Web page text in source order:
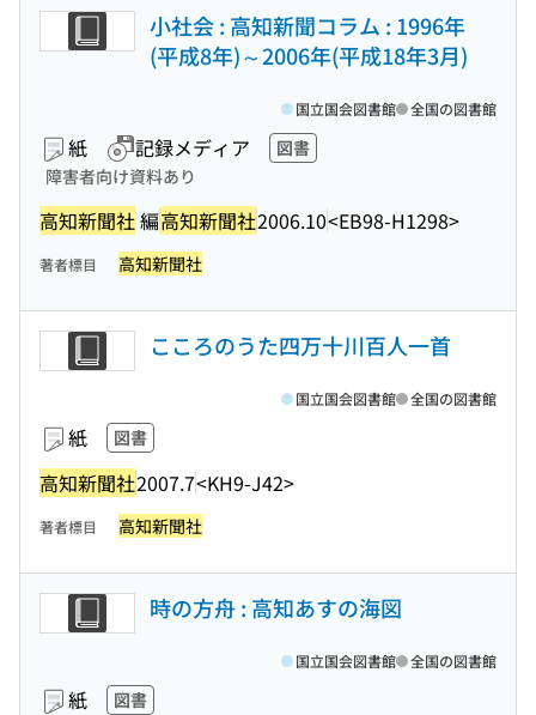
小社会 : 高知新聞コラム : 1996年
(平成8年)～2006年(平成18年3月)
紙 記録メディア
図書
障害者向け資料あり
高知新聞社編高知新聞社2006.10<EB98-H1298>
国立国会図書館 全国の図書館
著者標目 高知新聞社
こころのうた四万十川百人一首
紙 図書
高知新聞社2007.7<KH9-J42>
国立国会図書館 全国の図書館
著者標目 高知新聞社
時の方舟 : 高知あすの海図
紙 図書
国立国会図書館 全国の図書館